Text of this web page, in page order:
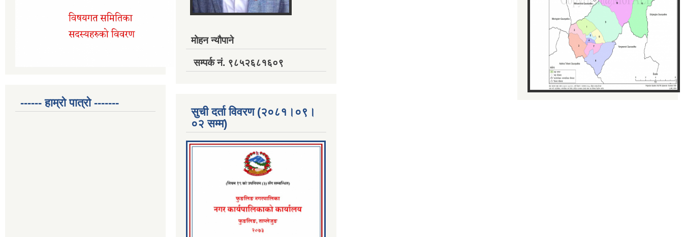
------ हाम्रो पात्रो -------
मोहन न्यौपाने
सम्पर्क नं. ९८५२६८१६०९
सुची दर्ता विवरण (२०८१।०९।
०२ सम्म)